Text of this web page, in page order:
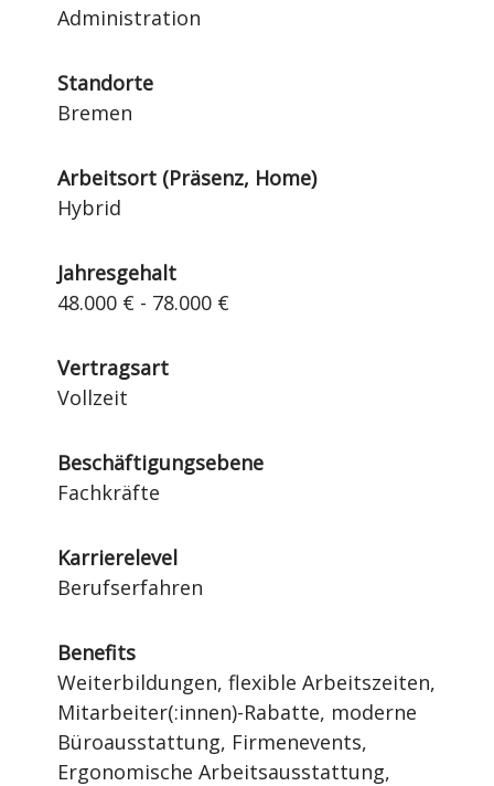
Administration
Standorte
Bremen
Arbeitsort (Präsenz, Home)
Hybrid
Jahresgehalt
48.000 € - 78.000 €
Vertragsart
Vollzeit
Beschäftigungsebene
Fachkräfte
Karrierelevel
Berufserfahren
Benefits
Weiterbildungen, flexible Arbeitszeiten,
Mitarbeiter(:innen)-Rabatte, moderne
Büroausstattung, Firmenevents,
Ergonomische Arbeitsausstattung,